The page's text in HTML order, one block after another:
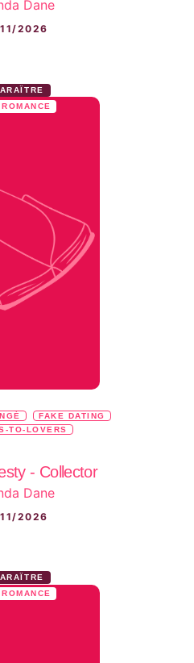
Dane
2026
FAKE DATING
TO-LOVERS
- Collector
Dane
2026
ROMANCE